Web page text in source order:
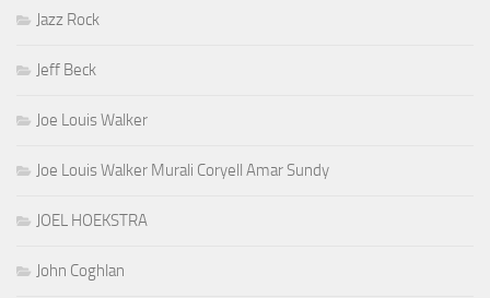
Jazz Rock
Jeff Beck
Joe Louis Walker
Joe Louis Walker Murali Coryell Amar Sundy
JOEL HOEKSTRA
John Coghlan